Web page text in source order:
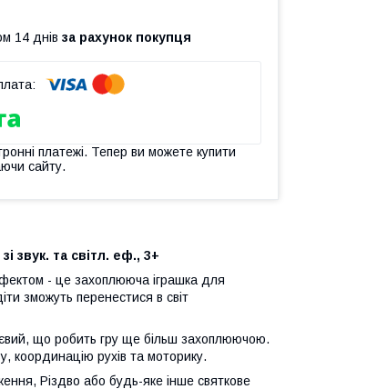
14 днів за рахунок покупця
платежі. Тепер ви можете купити
сайту.
звук. та світл. еф., 3+
- це захоплююча іграшка для
зможуть перенестися в світ
що робить гру ще більш захоплюючою.
координацію рухів та моторику.
Різдво або будь-яке інше святкове